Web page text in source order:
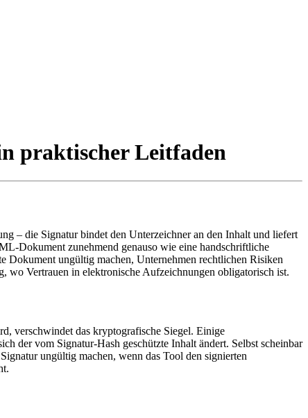
praktischer Leitfaden
– die Signatur bindet den Unterzeichner an den Inhalt und liefert
zunehmend genauso wie eine handschriftliche
Dokument ungültig machen, Unternehmen rechtlichen Risiken
wo Vertrauen in elektronische Aufzeichnungen obligatorisch ist.
verschwindet das kryptografische Siegel. Einige
der vom Signatur‑Hash geschützte Inhalt ändert. Selbst scheinbar
ungültig machen, wenn das Tool den signierten